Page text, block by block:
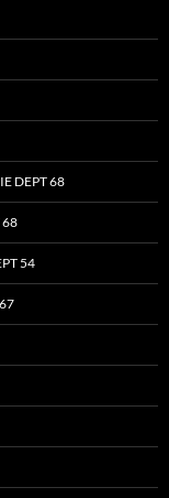
DEPT 68
68
54